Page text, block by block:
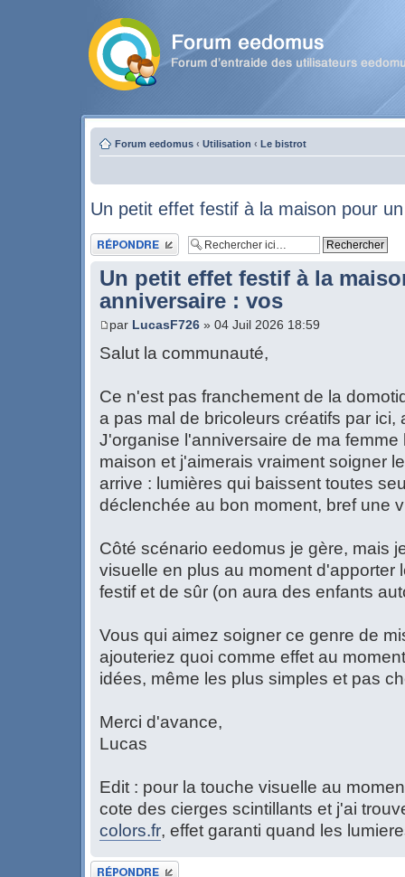
Forum eedomus ‹ Utilisation ‹ Le bistrot
Un petit effet festif à la maison pour
Publier une réponse
Un petit effet festif à la
anniversaire : vos
par LucasF726 » 04 Juil 2026 18:59
Salut la communauté,
Ce n'est pas franchement de la
a pas mal de bricoleurs créatifs par ici,
J'organise l'anniversaire de ma femme
maison et j'aimerais vraiment soigner
arrive : lumières qui baissent toutes
déclenchée au bon moment, bref une
Côté scénario eedomus je gère, mais
visuelle en plus au moment d'apporter
festif et de sûr (on aura des enfants
Vous qui aimez soigner ce genre de
ajouteriez quoi comme effet au
idées, même les plus simples et pas
Merci d'avance,
Lucas
Edit : pour la touche visuelle au
cote des cierges scintillants et j'ai
colors.fr, effet garanti quand les
Publier une réponse